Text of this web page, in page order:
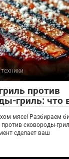
против
гриль: что
мясе! Разбираем
против сковороды-
сделает ваш